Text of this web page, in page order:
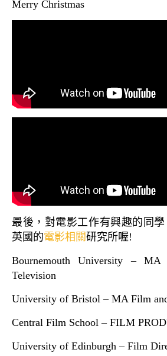
Merry Christmas
最後，對電影工作有興趣的同
英國的電影相關研究所喔!
Bournemouth University –
Television
University of Bristol – MA Film
Central Film School – FILM
University of Edinburgh – Film